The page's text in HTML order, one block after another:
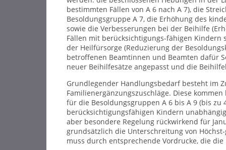
bestimmten Fällen von A 6 nach A 7), die
Besoldungsgruppe A 7, die Erhöhung des
sowie die Verbesserungen bei der Beihilfe
Fällen mit berücksichtigungs-fähigen Kindern
der Heilfürsorge (Reduzierung der
betroffenen Beamtinnen und Beamten dafür
neuer Beihilfesätze angepasst und die
Grundlegender Handlungsbedarf besteht im
Familienergänzungszuschläge. Diese
für die Besoldungsgruppen A 6 bis A 9 (bis zu
berücksichtigungsfähigen Kindern
aber besondere Regelung rückwirkend für
grundsätzlich die Unterschreitung von
muss durch entsprechende Vordrucke, die